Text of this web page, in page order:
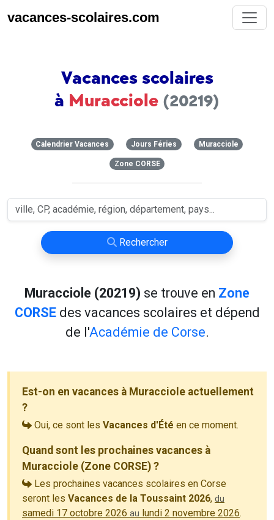
vacances-scolaires.com
Vacances scolaires
à Muracciole (20219)
Calendrier Vacances Jours Féries Muracciole
Zone CORSE
Rechercher
Muracciole (20219) se trouve en Zone
CORSEdes vacances scolaires et dépend
de l'Académie de Corse.
Est-on en vacances à Muracciole actuellement
?
Oui, ce sont les Vacances d'Été en ce moment.
Quand sont les prochaines vacances à
Muracciole (Zone CORSE) ?
Les prochaines vacances scolaires en Corse
seront les Vacances de la Toussaint 2026, du
samedi 17 octobre 2026 au lundi 2 novembre 2026.